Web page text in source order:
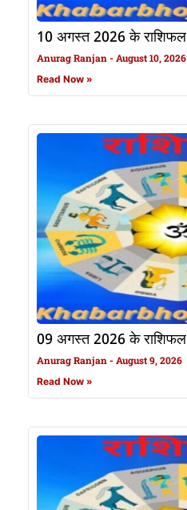
10 अगस्त 2026 के राशिफल
Anurag Ranjan August 10, 2026
Read Now »
09 अगस्त 2026 के राशिफल
Anurag Ranjan August 9, 2026
Read Now »